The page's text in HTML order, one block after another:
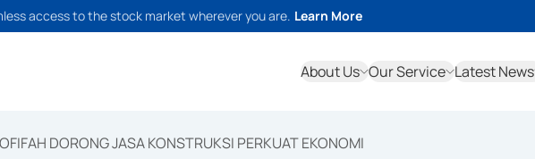
access to the stock market wherever you are. Learn More
About Us Our Service Latest News
DORONG JASA KONSTRUKSI PERKUAT EKONOMI